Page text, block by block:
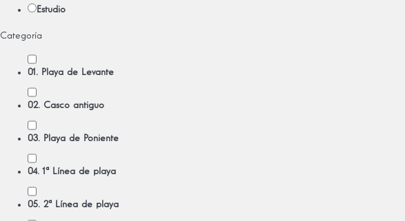
Estudio
Categoría
01. Playa de Levante
02. Casco antiguo
03. Playa de Poniente
04. 1ª Línea de playa
05. 2ª Línea de playa